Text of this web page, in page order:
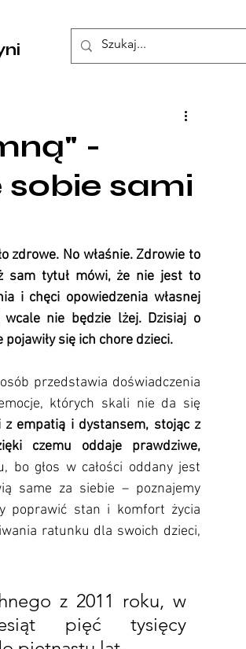
-
sobie sami
zdrowe. No właśnie. Zdrowie to
sam tytuł mówi, że nie jest to
i chęci opowiedzenia własnej
nie będzie lżej. Dzisiaj o
się ich chore dzieci.
przedstawia doświadczenia
których skali nie da się
empatią i dystansem, stojąc z
czemu oddaje prawdziwe,
głos w całości oddany jest
same za siebie – poznajemy
poprawić stan i komfort życia
ratunku dla swoich dzieci,
z 2011 roku, w
pięć tysięcy